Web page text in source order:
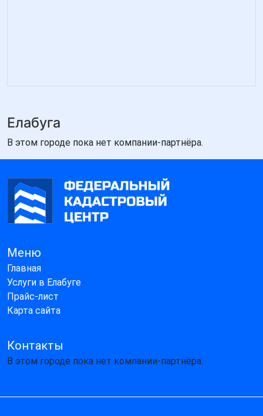
Елабуга
В этом городе пока нет компании-партнёра.
Меню
Главная
Услуги в Елабуге
Прайс-лист
Карта сайта
Контакты
В этом городе пока нет компании-партнёра.